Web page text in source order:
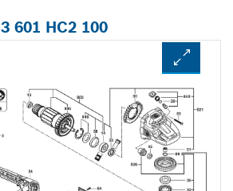
3 601 HC2 100